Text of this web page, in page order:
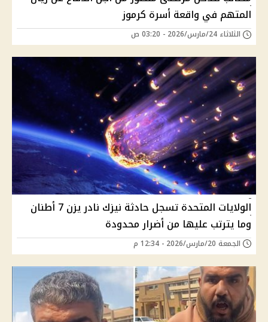
المتهم في واقعة أسرة كرموز
الثلاثاء 24/مارس/2026 - 03:20 ص
الولايات المتحدة تسجل حادثة نيزك نادر يزن 7 أطنان
وما يترتب عليها من أضرار محدودة
الجمعة 20/مارس/2026 - 12:34 م